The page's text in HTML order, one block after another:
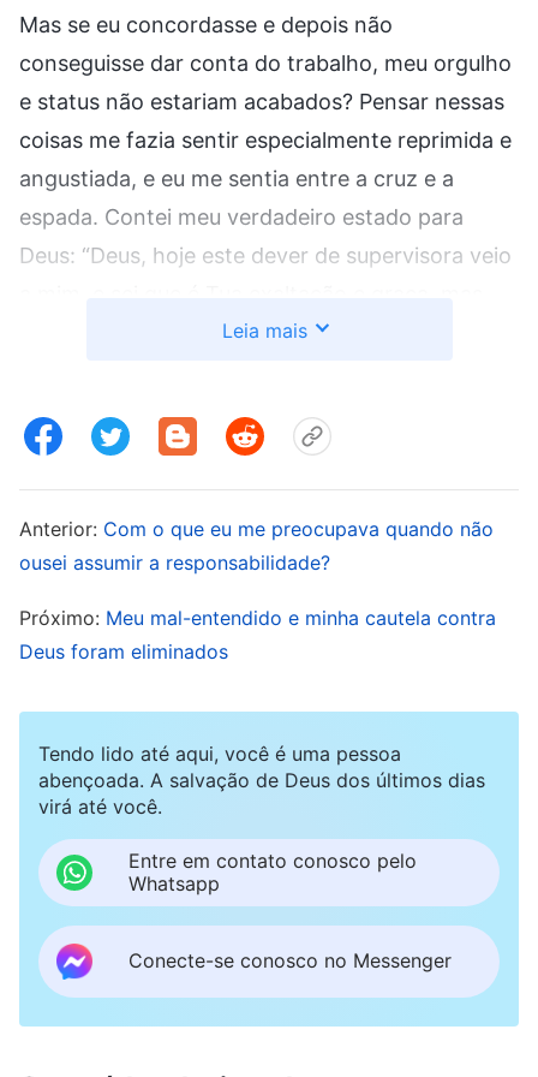
Mas se eu concordasse e depois não
conseguisse dar conta do trabalho, meu orgulho
e status não estariam acabados? Pensar nessas
coisas me fazia sentir especialmente reprimida e
angustiada, e eu me sentia entre a cruz e a
espada. Contei meu verdadeiro estado para
Deus: “Deus, hoje este dever de supervisora veio
continuo sentindo que me falta calibre para ser
encontre todo tipo de problema e acabe presa
mais uma vez em status e orgulho, sem
conseguir me desvencilhar. Deus, peço que me
concedas fé e a determinação para me
Mais tarde, fui a uma reunião com o coração
pesado. A líder, ao saber do meu estado,
encontrou para mim uma passagem das palavras
de Deus: “Que o objetivo de Deus ao
estabelecer ambientes para as pessoas é, em
um sentido, capacitá-las a experienciar várias
coisas de múltiplas perspectivas, aprender
lições com elas e entrar nas várias verdades
realidades das palavras de Deus, enriquecendo
Leia mais
Anterior: Com o que eu me preocupava quando não
ousei assumir a responsabilidade?
Próximo: Meu mal-entendido e minha cautela contra
Deus foram eliminados
Tendo lido até aqui, você é uma pessoa
abençoada. A salvação de Deus dos últimos dias
virá até você.
Entre em contato conosco pelo
Whatsapp
Conecte-se conosco no Messenger